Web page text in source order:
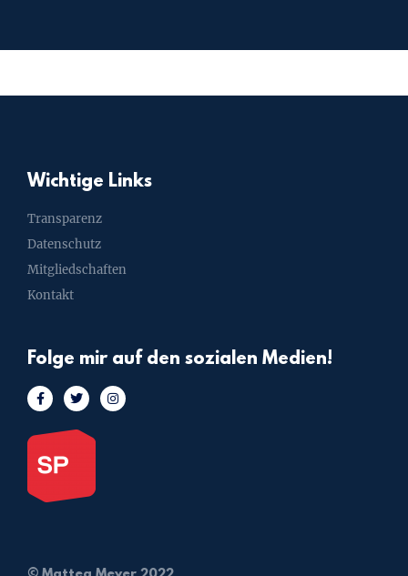
Wichtige Links
Transparenz
Datenschutz
Mitgliedschaften
Kontakt
Folge mir auf den sozialen Medien!